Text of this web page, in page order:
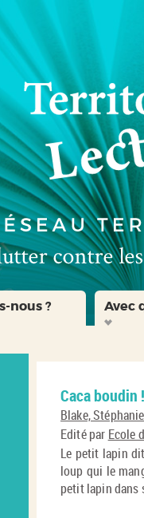
nous ? Avec
Caca boudin !
Blake,
Edité par Ecole
Le petit lapin
loup qui le
petit lapin dans